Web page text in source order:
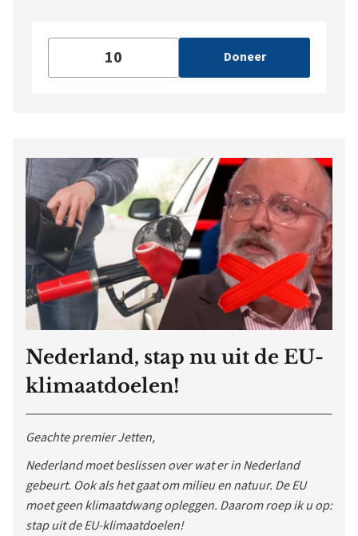
Doneer
Nederland, stap nu uit de EU-
klimaatdoelen!
Geachte premier Jetten,
Nederland moet beslissen over wat er in Nederland
gebeurt. Ook als het gaat om milieu en natuur. De EU
moet geen klimaatdwang opleggen. Daarom roep ik u op:
stap uit de EU-klimaatdoelen!